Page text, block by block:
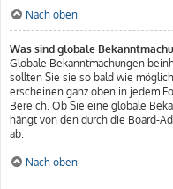
Nach oben
Was sind globale
Globale Bekanntmachungen
sollten Sie sie so bald wie
erscheinen ganz oben in jedem
Bereich. Ob Sie eine globale
hängt von den durch die Board-
ab.
Nach oben